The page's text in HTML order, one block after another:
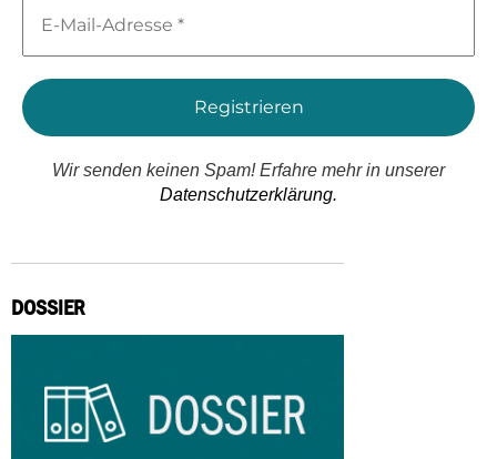
Mail-
*
Wir senden keinen Spam! Erfahre mehr in unserer
Datenschutzerklärung.
DOSSIER